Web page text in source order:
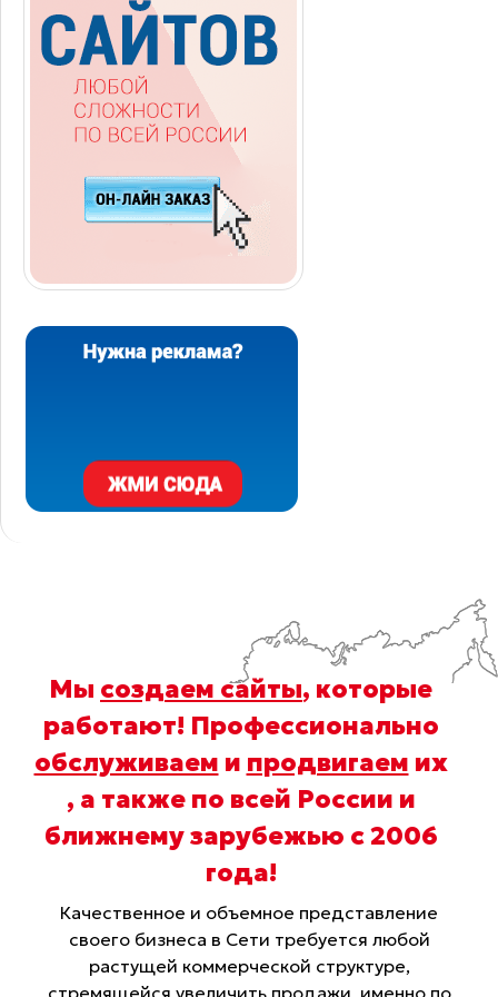
Мы создаем сайты, которые
работают! Профессионально
обслуживаем и продвигаем их
, а также по всей России и
ближнему зарубежью с 2006
года!
Качественное и объемное представление
своего бизнеса в Сети требуется любой
растущей коммерческой структуре,